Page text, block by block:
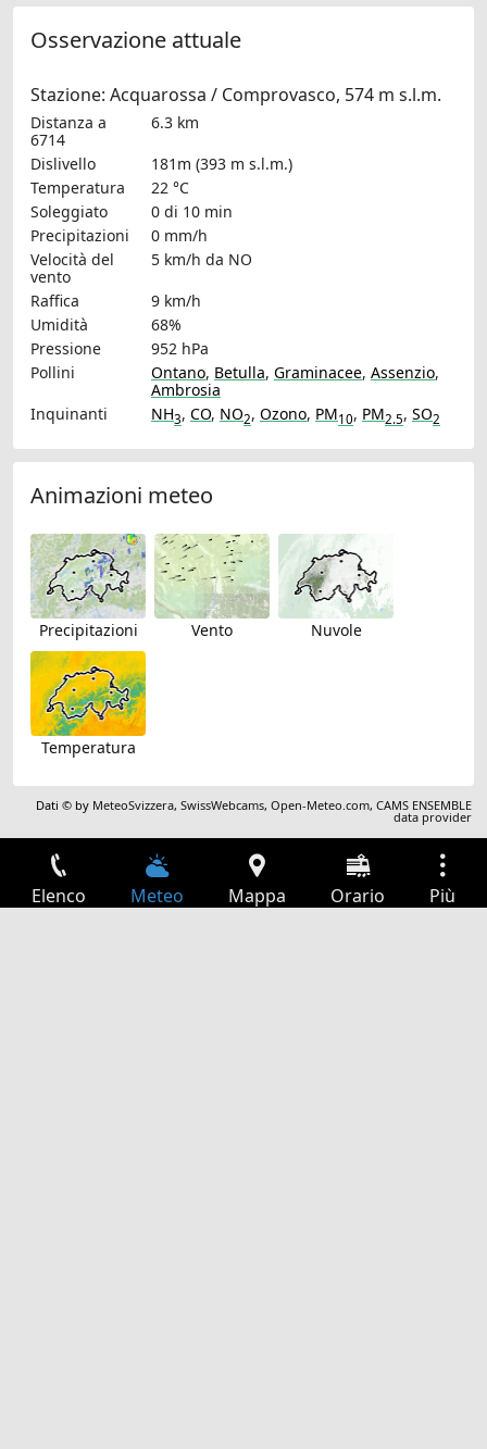
Osservazione attuale
Stazione: Acquarossa / Comprovasco, 574 m s.l.m.
Distanza a
6714
6.3 km
Dislivello
181m (393 m s.l.m.)
Temperatura
22 °C
Soleggiato
0 di 10 min
Precipitazioni
0 mm/h
Velocità del
vento
5 km/h da NO
Raffica
9 km/h
Umidità
68%
Pressione
952 hPa
Pollini
Ontano, Betulla, Graminacee, Assenzio,
Ambrosia
Inquinanti
NH3, CO, NO2, Ozono, PM10, PM2.5, SO2
Animazioni meteo
Precipitazioni Vento Nuvole
Temperatura
Dati © by MeteoSvizzera,SwissWebcams,Open-Meteo.com,CAMS ENSEMBLE
data provider
Elenco Meteo Mappa Orario Più